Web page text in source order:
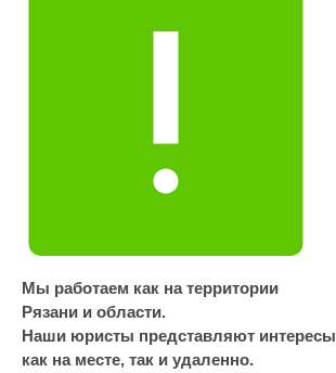
Мы работаем как на территории
Рязани и области.
Наши юристы представляют интересы
как на месте, так и удаленно.